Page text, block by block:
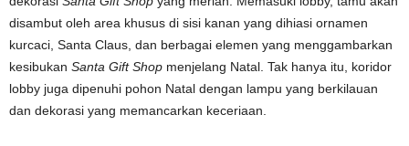
disambut oleh area khusus di sisi kanan yang dihiasi ornamen
kurcaci, Santa Claus, dan berbagai elemen yang menggambarkan
kesibukan Santa Gift Shop menjelang Natal. Tak hanya itu, koridor
lobby juga dipenuhi pohon Natal dengan lampu yang berkilauan
dan dekorasi yang memancarkan keceriaan.